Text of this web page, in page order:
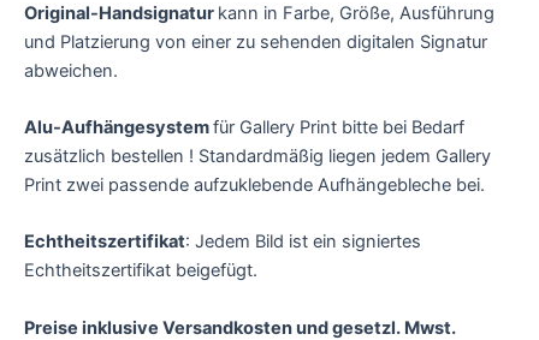
Original-Handsignatur kann in Farbe, Größe, Ausführung
und Platzierung von einer zu sehenden digitalen Signatur
abweichen.
Alu-Aufhängesystemfür Gallery Print bitte bei Bedarf
zusätzlich bestellen ! Standardmäßig liegen jedem Gallery
Print zwei passende aufzuklebende Aufhängebleche bei.
Echtheitszertifikat: Jedem Bild ist ein signiertes
Echtheitszertifikat beigefügt.
Preise inklusive Versandkosten und gesetzl. Mwst.